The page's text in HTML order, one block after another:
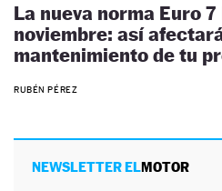
La nueva norma Euro
noviembre: así
mantenimiento de tu
RUBÉN PÉREZ
NEWSLETTER ELMOTOR